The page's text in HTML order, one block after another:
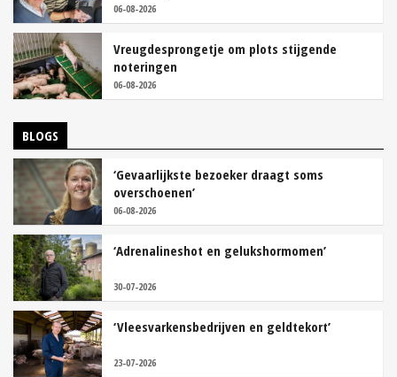
06-08-2026
Vreugdesprongetje om plots stijgende
noteringen
06-08-2026
BLOGS
‘Gevaarlijkste bezoeker draagt soms
overschoenen’
06-08-2026
‘Adrenalineshot en gelukshormomen’
30-07-2026
‘Vleesvarkensbedrijven en geldtekort’
23-07-2026